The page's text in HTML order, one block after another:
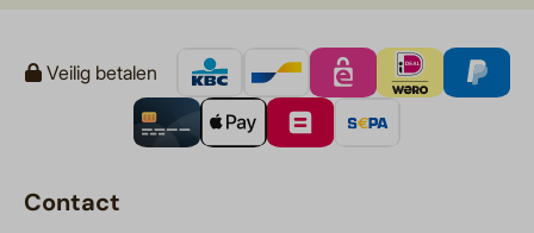
Veilig betalen
Contact